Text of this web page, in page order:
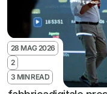
28 MAG 2026
2
3 MIN READ